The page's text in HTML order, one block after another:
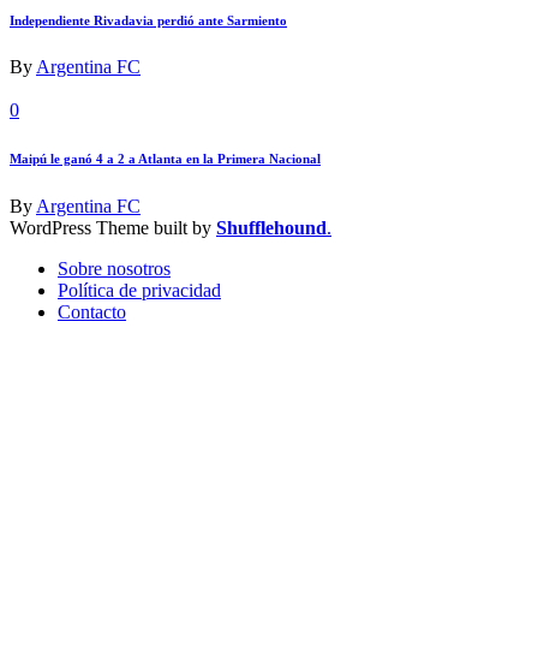
Independiente Rivadavia perdió ante Sarmiento
ByArgentina FC
0
Maipú le ganó 4 a 2 a Atlanta en la Primera Nacional
ByArgentina FC
WordPress Theme built by Shufflehound.
Sobre nosotros
Política de privacidad
Contacto